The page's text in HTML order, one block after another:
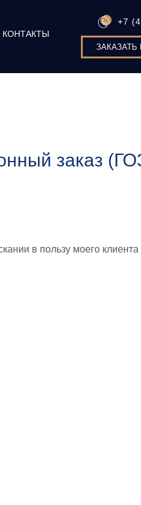
КОНТАКТЫ
+7
заказ
в пользу моего клиента